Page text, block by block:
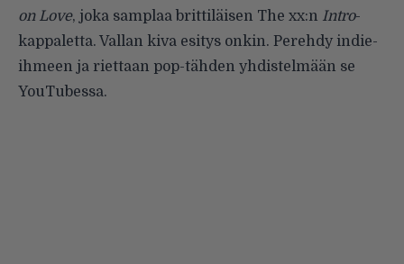
on Love, joka samplaa brittiläisen The xx:n Intro-
kappaletta. Vallan kiva esitys onkin. Perehdy indie-
ihmeen ja riettaan pop-tähden yhdistelmään se
YouTubessa.